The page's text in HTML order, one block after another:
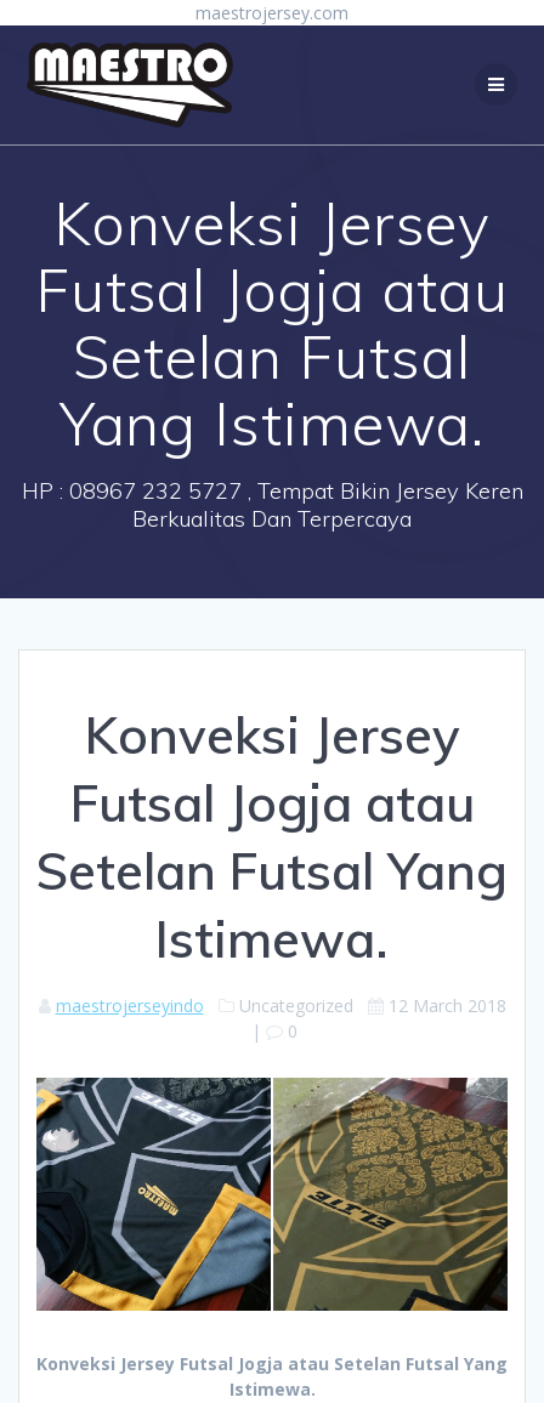
maestrojersey.com
Konveksi Jersey
Futsal Jogja atau
Setelan Futsal
Yang Istimewa.
HP : 08967 232 5727 , Tempat Bikin Jersey Keren
Berkualitas Dan Terpercaya
Konveksi Jersey
Futsal Jogja atau
Setelan Futsal Yang
Istimewa.
maestrojerseyindo Uncategorized
12 March 2018
|
0
Konveksi Jersey Futsal Jogja atau Setelan Futsal Yang
Istimewa.